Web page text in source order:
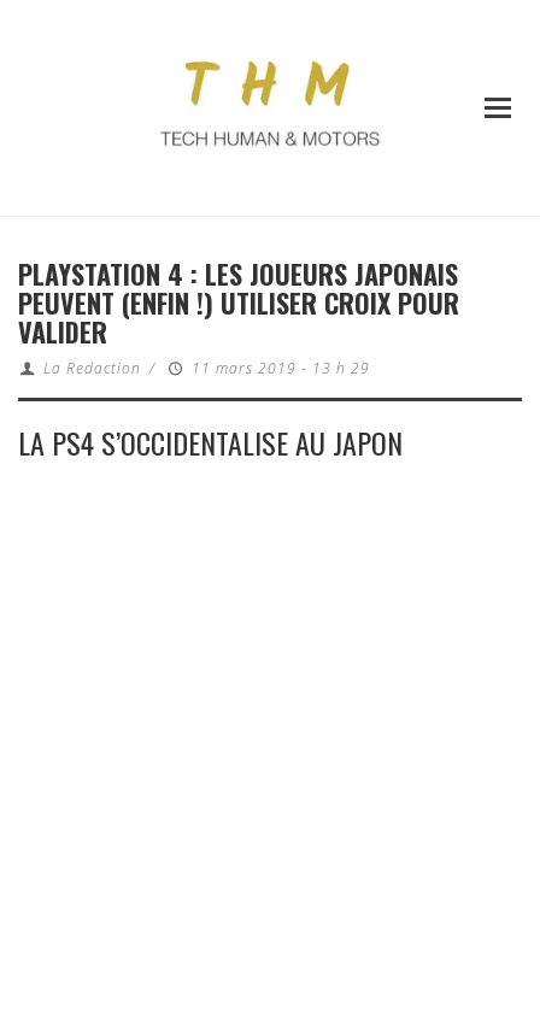
PLAYSTATION 4 : LES JOUEURS JAPONAIS
PEUVENT (ENFIN !) UTILISER CROIX POUR
VALIDER
La Redaction / 11 mars 2019 - 13 h 29
LA PS4 S’OCCIDENTALISE AU JAPON